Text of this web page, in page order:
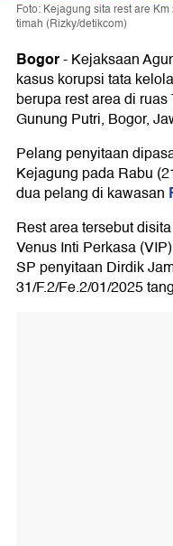
Foto: Kejagung sita rest are
timah (Rizky/detikcom)
Bogor-Kejaksaan
kasus korupsi tata kelola
berupa rest area di
Gunung Putri, Bogor,
Pelang penyitaan
Kejagung pada Rabu
dua pelang di kawasan
Rest area tersebut
Venus Inti Perkasa
SP penyitaan Dirdik
31/F.2/Fe.2/01/2025